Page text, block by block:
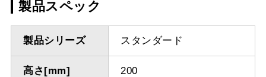
製品スペック
製品シリーズ スタンダード
高さ[mm]
200